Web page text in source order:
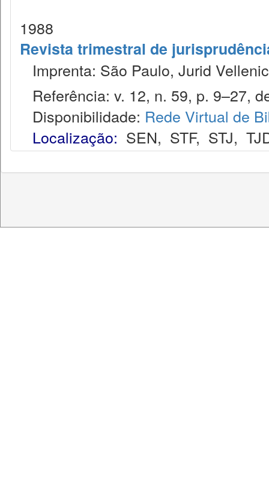
1988
Revista trimestral de
Imprenta: São Paulo, Jurid
Referência: v. 12, n. 59, p. 9–27,
Disponibilidade: Rede Virtual de
Localização: SEN, STF, STJ,